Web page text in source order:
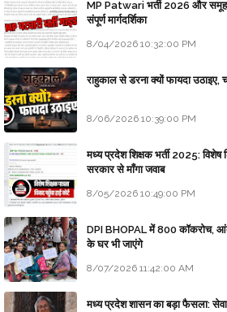
MP Patwari भर्ती 2026 और
संपूर्ण मार्गदर्शिका
8/04/2026 10:32:00 PM
राहुकाल से डरना क्यों फायदा उठाइए,
8/06/2026 10:39:00 PM
मध्य प्रदेश शिक्षक भर्ती 2025: विशेष
सरकार से माँगा जवाब
8/05/2026 10:49:00 PM
DPI BHOPAL में 800 कॉकरोच,
के घर भी जाएंगे
8/07/2026 11:42:00 AM
मध्य प्रदेश शासन का बड़ा फैसला: